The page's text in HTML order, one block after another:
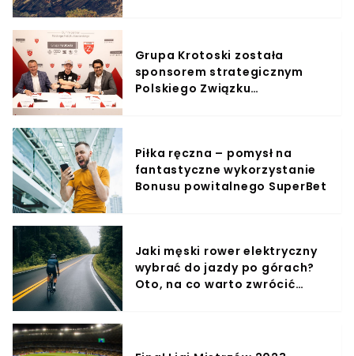
Grupa Krotoski została
sponsorem strategicznym
Polskiego Związku
Piłka ręczna – pomysł na
fantastyczne wykorzystanie
Bonusu powitalnego SuperBet
Jaki męski rower elektryczny
wybrać do jazdy po górach?
Oto, na co warto zwrócić